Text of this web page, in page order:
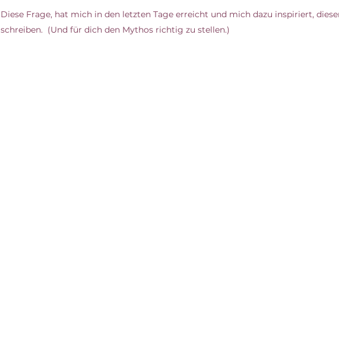
Diese Frage, hat mich in den letzten Tage erreicht und mich dazu inspiriert,
schreiben.  (Und für dich den Mythos richtig zu stellen.)